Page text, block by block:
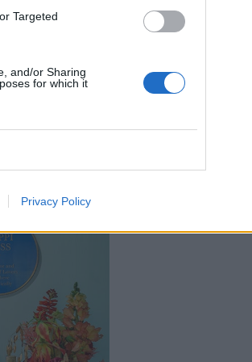
Targeted
and/or Sharing
for which it
Privacy Policy
zum 27.
lassen.